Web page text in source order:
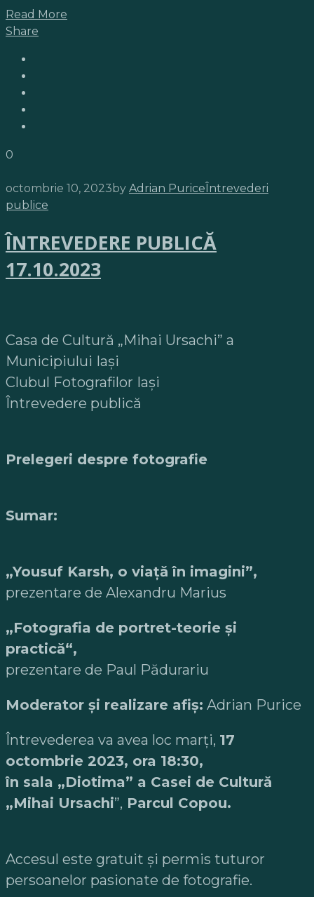
Read More
Share
0
octombrie 10, 2023 by Adrian PuriceÎntrevederi
publice
ÎNTREVEDERE PUBLICĂ
17.10.2023
Casa de Cultură „Mihai Ursachi” a
Municipiului Iași
Clubul Fotografilor Iași
Întrevedere publică
Prelegeri despre fotografie
Sumar:
„Yousuf Karsh, o viață în imagini”,
prezentare de Alexandru Marius
„Fotografia de portret-teorie și
practică“,
prezentare de Paul Pădurariu
Moderator și realizare afiș: Adrian Purice
Întrevederea va avea loc marți, 17
octombrie 2023, ora 18:30,
în sala „Diotima” a Casei de Cultură
„Mihai Ursachi”, Parcul Copou.
Accesul este gratuit şi permis tuturor
persoanelor pasionate de fotografie.